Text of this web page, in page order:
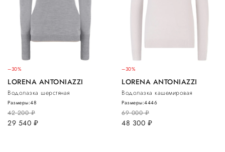
–30%
LORENA ANTONIAZZI
Водолазка шерстяная
42 200руб.
29 540 руб.
Размеры:48
–30%
LORENA ANTONIAZZI
Водолазка кашемировая
69 000руб.
48 300 руб.
Размеры:4446